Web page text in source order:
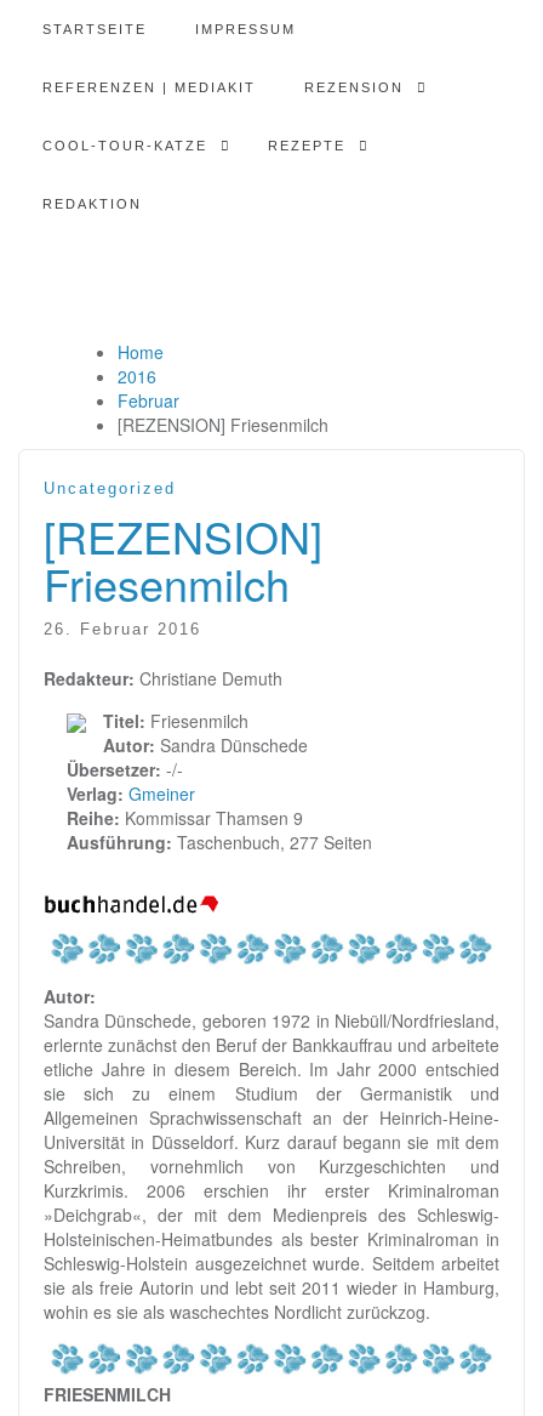
STARTSEITE IMPRESSUM
REFERENZEN | MEDIAKIT REZENSION
COOL-TOUR-KATZE REZEPTE
REDAKTION
Home
2016
Februar
[REZENSION] Friesenmilch
Uncategorized
[REZENSION]
Friesenmilch
26. Februar 2016
Redakteur: Christiane Demuth
Titel: Friesenmilch
Autor: Sandra Dünschede
Übersetzer: -/-
Verlag: Gmeiner
Reihe: Kommissar Thamsen 9
Ausführung: Taschenbuch, 277 Seiten
Autor:
Sandra Dünschede, geboren 1972 in Niebüll/Nordfriesland,
erlernte zunächst den Beruf der Bankkauffrau und arbeitete
etliche Jahre in diesem Bereich. Im Jahr 2000 entschied
sie sich zu einem Studium der Germanistik und
Allgemeinen Sprachwissenschaft an der Heinrich-Heine-
Universität in Düsseldorf. Kurz darauf begann sie mit dem
Schreiben, vornehmlich von Kurzgeschichten und
Kurzkrimis. 2006 erschien ihr erster Kriminalroman
»Deichgrab«, der mit dem Medienpreis des Schleswig-
Holsteinischen-Heimatbundes als bester Kriminalroman in
Schleswig-Holstein ausgezeichnet wurde. Seitdem arbeitet
sie als freie Autorin und lebt seit 2011 wieder in Hamburg,
wohin es sie als waschechtes Nordlicht zurückzog.
FRIESENMILCH